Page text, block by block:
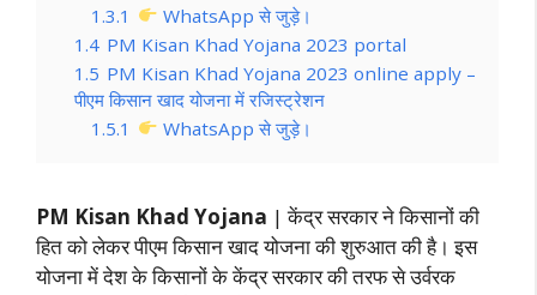
1.3.1
WhatsApp से जुड़े।
1.4 PM Kisan Khad Yojana 2023 portal
1.5 PM Kisan Khad Yojana 2023 online apply –
पीएम किसान खाद योजना में रजिस्ट्रेशन
1.5.1
WhatsApp से जुड़े।
PM Kisan Khad Yojana | केंद्र सरकार ने किसानों की
हित को लेकर पीएम किसान खाद योजना की शुरुआत की है। इस
योजना में देश के किसानों के केंद्र सरकार की तरफ से उर्वरक